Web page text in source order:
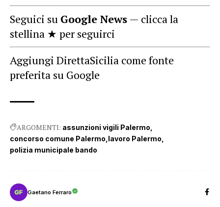
Seguici su Google News — clicca la
stellina ★ per seguirci
Aggiungi DirettaSicilia come fonte
preferita su Google
ARGOMENTI: assunzioni vigili Palermo
concorso comune Palermo lavoro Palermo
polizia municipale bando
Gaetano Ferraro